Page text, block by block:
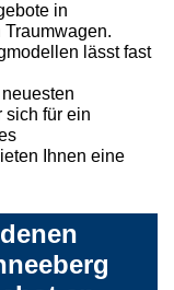
in
lässt fast
sich für ein
Ihnen eine